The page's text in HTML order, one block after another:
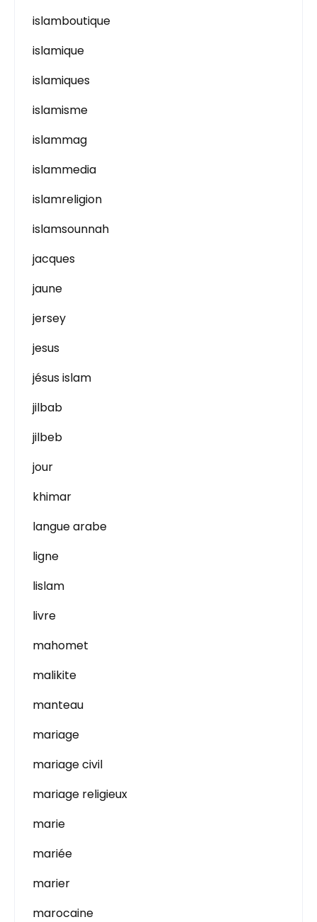
islamboutique
islamique
islamiques
islamisme
islammag
islammedia
islamreligion
islamsounnah
jacques
jaune
jersey
jesus
jésus islam
jilbab
jilbeb
jour
khimar
langue arabe
ligne
lislam
livre
mahomet
malikite
manteau
mariage
mariage civil
mariage religieux
marie
mariée
marier
marocaine